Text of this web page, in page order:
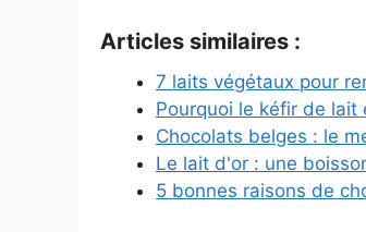
Articles similaires :
7 laits végétaux pour
Pourquoi le kéfir de
Chocolats belges : le
Le lait d'or : une
5 bonnes raisons de